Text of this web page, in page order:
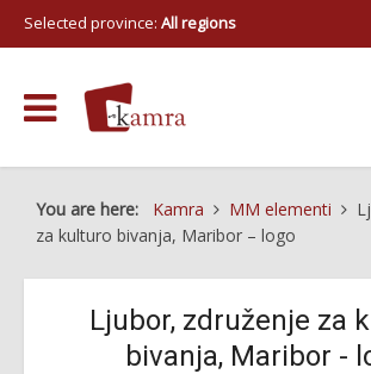
Selected province: All regions
You are here: Kamra MM elementi
za kulturo bivanja, Maribor – logo
Ljubor, združenje za
bivanja, Maribor -